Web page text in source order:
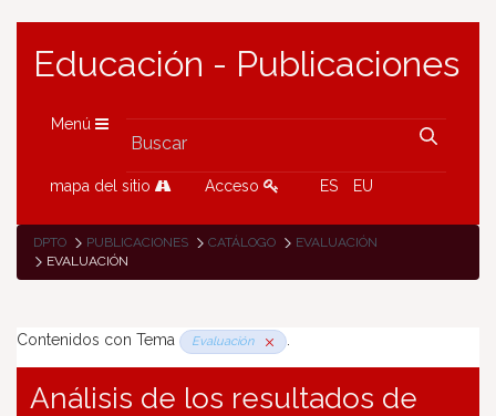
Educación - Publicaciones
Menú
mapa del sitio Acceso ES EU
DPTO PUBLICACIONES CATÁLOGO
EVALUACIÓN
EVALUACIÓN
Contenidos con Tema Evaluación .
Análisis de los resultados de